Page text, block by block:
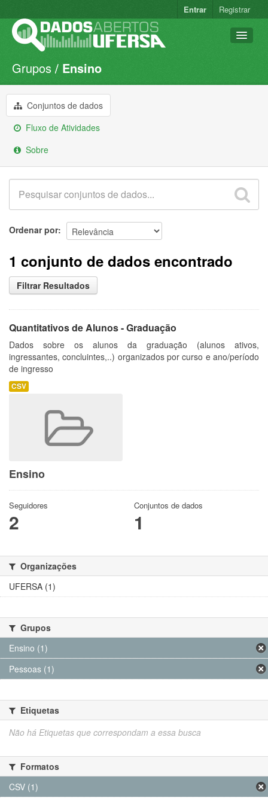
Entrar Registrar
Conjuntos de dados
Organizações
Grupos
Sobre
Grupos Ensino
Conjuntos de dados
Fluxo de Atividades
Sobre
Ordenar por
1 conjunto de dados encontrado
Filtrar Resultados
Quantitativos de Alunos - Graduação
Dados sobre os alunos da graduação (alunos ativos,
ingressantes, concluintes,..) organizados por curso e ano/período
de ingresso
CSV
Ensino
Seguidores
2
Conjuntos de dados
1
Organizações
UFERSA (1)
Grupos
Ensino (1)
Pessoas (1)
Etiquetas
Não há Etiquetas que correspondam a essa busca
Formatos
CSV (1)